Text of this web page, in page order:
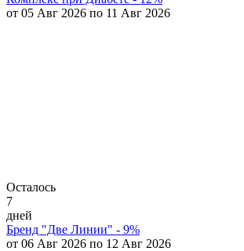
от 05 Авг 2026 по 11 Авг 2026
Осталось
7
дней
Бренд "Две Линии" - 9%
от 06 Авг 2026 по 12 Авг 2026